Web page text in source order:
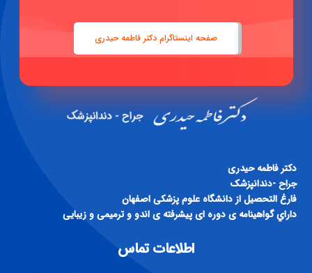
صفحه اینستاگرام دکتر فاطمه حیدری
دكتر فاطمه حيدری
جراح -دندانپزشک
فارغ التحصيل از دانشگاه علوم پزشكی اصفهان
داراي گواهينامه ی دوره ای پيشرفته ی اندو و ترميمی و زيبايی
اطلاعات تماس